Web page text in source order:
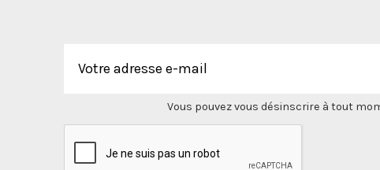
Vous pouvez vous désinscrire à tout